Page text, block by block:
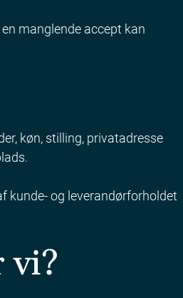
manglende accept kan
køn, stilling, privatadresse
kunde- og leverandørforholdet
vi?